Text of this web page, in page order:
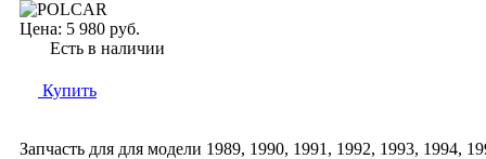
Цена: 5 980 руб.
Есть в наличии
Купить
Запчасть для для модели 1989, 1990, 1991 , 1992, 1993, 1994,